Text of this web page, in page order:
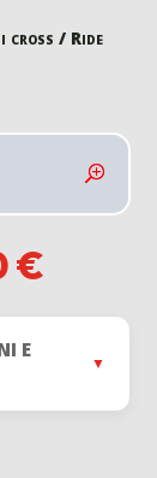
cross / Ride
€Il
E
▼